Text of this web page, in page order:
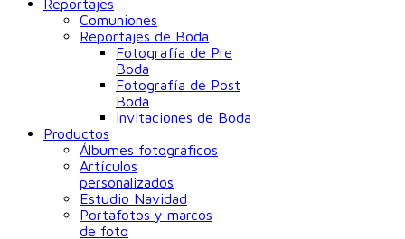
Reportajes
Comuniones
Reportajes de Boda
Fotografía de Pre
Boda
Fotografía de Post
Boda
Invitaciones de Boda
Productos
Álbumes fotográficos
Artículos
personalizados
Estudio Navidad
Portafotos y marcos
de foto